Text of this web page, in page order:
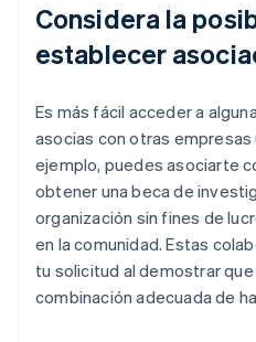
Considera la
establecer
Es más fácil acceder a
asocias con otras empresas
ejemplo, puedes asociarte
obtener una beca de
organización sin fines de
en la comunidad. Estas
tu solicitud al demostrar
combinación adecuada de